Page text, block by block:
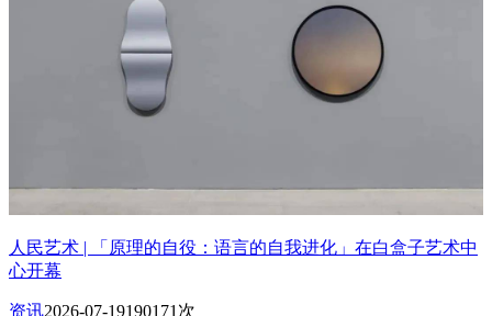
人民艺术 | 「原理的自役：语言的自我进化」在白盒子艺术中
心开幕
资讯2026-07-19190171次